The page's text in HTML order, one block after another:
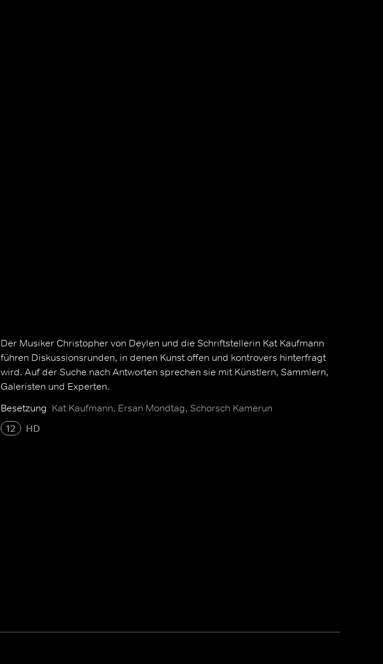
Der Musiker Christopher von Deylen und die Schriftstellerin Kat Kaufmann
führen Diskussionsrunden, in denen Kunst offen und kontrovers hinterfragt
wird. Auf der Suche nach Antworten sprechen sie mit Künstlern, Sammlern,
Galeristen und Experten.
Besetzung Kat Kaufmann, Ersan Mondtag, Schorsch Kamerun
12
HD